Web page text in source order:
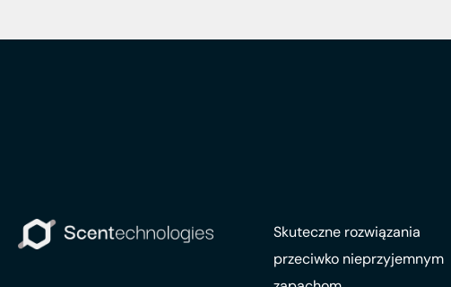
Skuteczne rozwiązania
przeciwko nieprzyjemnym